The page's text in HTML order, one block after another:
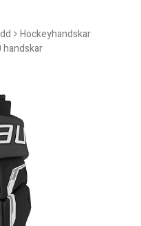
Hockeyhandskar
handskar